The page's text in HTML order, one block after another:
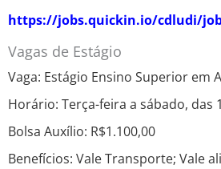
https://jobs.quickin.io/cdludi/
Vagas de Estágio
Vaga: Estágio Ensino Superior em
Horário: Terça-feira a sábado, das
Bolsa Auxílio: R$1.100,00
Benefícios: Vale Transporte; Vale